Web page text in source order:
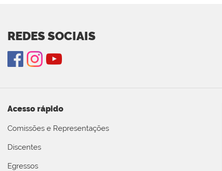
REDES SOCIAIS
Acesso rápido
Comissões e Representações
Discentes
Egressos